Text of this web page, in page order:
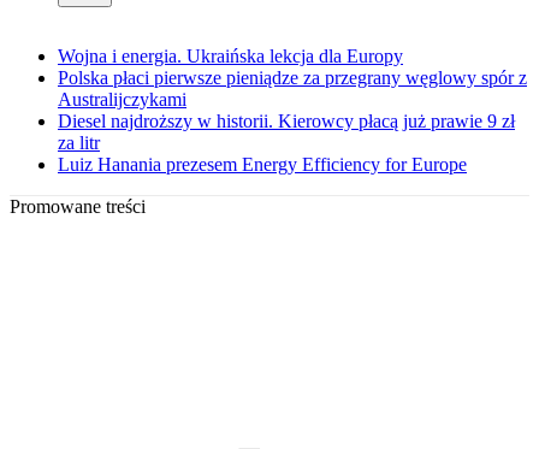
Wojna i energia. Ukraińska lekcja dla Europy
Polska płaci pierwsze pieniądze za przegrany węglowy spór z
Australijczykami
Diesel najdroższy w historii. Kierowcy płacą już prawie 9 zł
za litr
Luiz Hanania prezesem Energy Efficiency for Europe
Promowane treści